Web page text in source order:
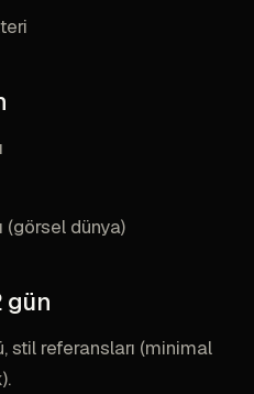
(görsel dünya)
gün
stil referansları (minimal